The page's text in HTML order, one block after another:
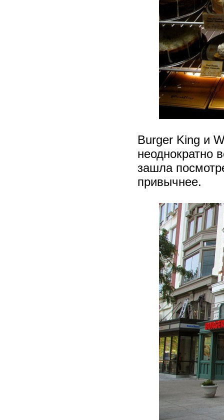
Burger King и
неоднократно
зашла
привычнее.